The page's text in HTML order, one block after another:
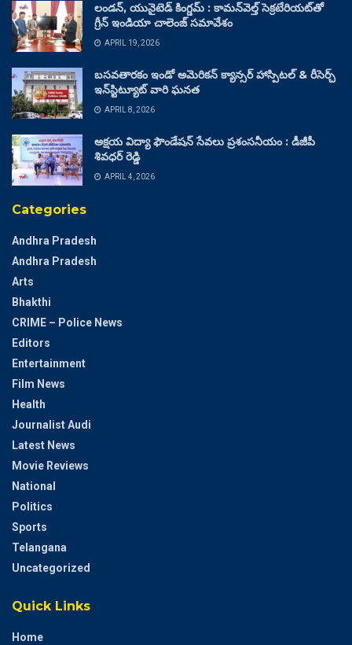
లండన్, యునైటెడ్ కింగ్డమ్ : కామన్‌వెల్త్ సెక్రటేరియట్‌తో
గ్రీన్ ఇండియా చాలెంజ్ సమావేశం
APRIL 19, 2026
బసవతారకం ఇండో అమెరికన్ క్యాన్సర్ హాస్పిటల్ & రీసెర్చ్
ఇన్‌స్టిట్యూట్ వారి ఘనత
APRIL 8, 2026
అక్షయ విద్యా ఫౌండేషన్ సేవలు ప్రశంసనీయం : డీజీపీ
శివధర్ రెడ్డి
APRIL 4, 2026
Categories
Andhra Pradesh
Andhra Pradesh
Arts
Bhakthi
CRIME – Police News
Editors
Entertainment
Film News
Health
Journalist Audi
Latest News
Movie Reviews
National
Politics
Sports
Telangana
Uncategorized
Quick Links
Home